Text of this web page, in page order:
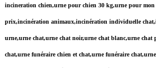
incineration chien,urne pour chien 30 kg,urne pour
prix,incinération animaux,incinération individuelle
urne,urne chat,urne chat noir,urne chat blanc,urne chat
chat,urne funéraire chien et chat,urne funéraire